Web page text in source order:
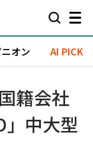
オン AI PICK
籍会社
」中大型